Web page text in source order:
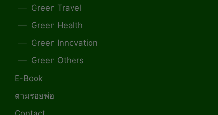
Green Travel
Green Health
Green Innovation
Green Others
E-Book
ตามรอยพ่อ